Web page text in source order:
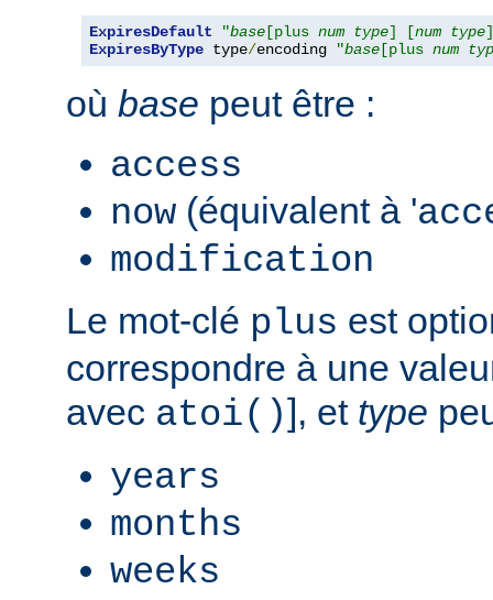
ExpiresDefault "base [plus num type] [num type
ExpiresByType type/encoding "base [plus num
où base peut être :
access
now (équivalent à '
modification
Le mot-clé plus est
correspondre à une
avec atoi()], et type
years
months
weeks